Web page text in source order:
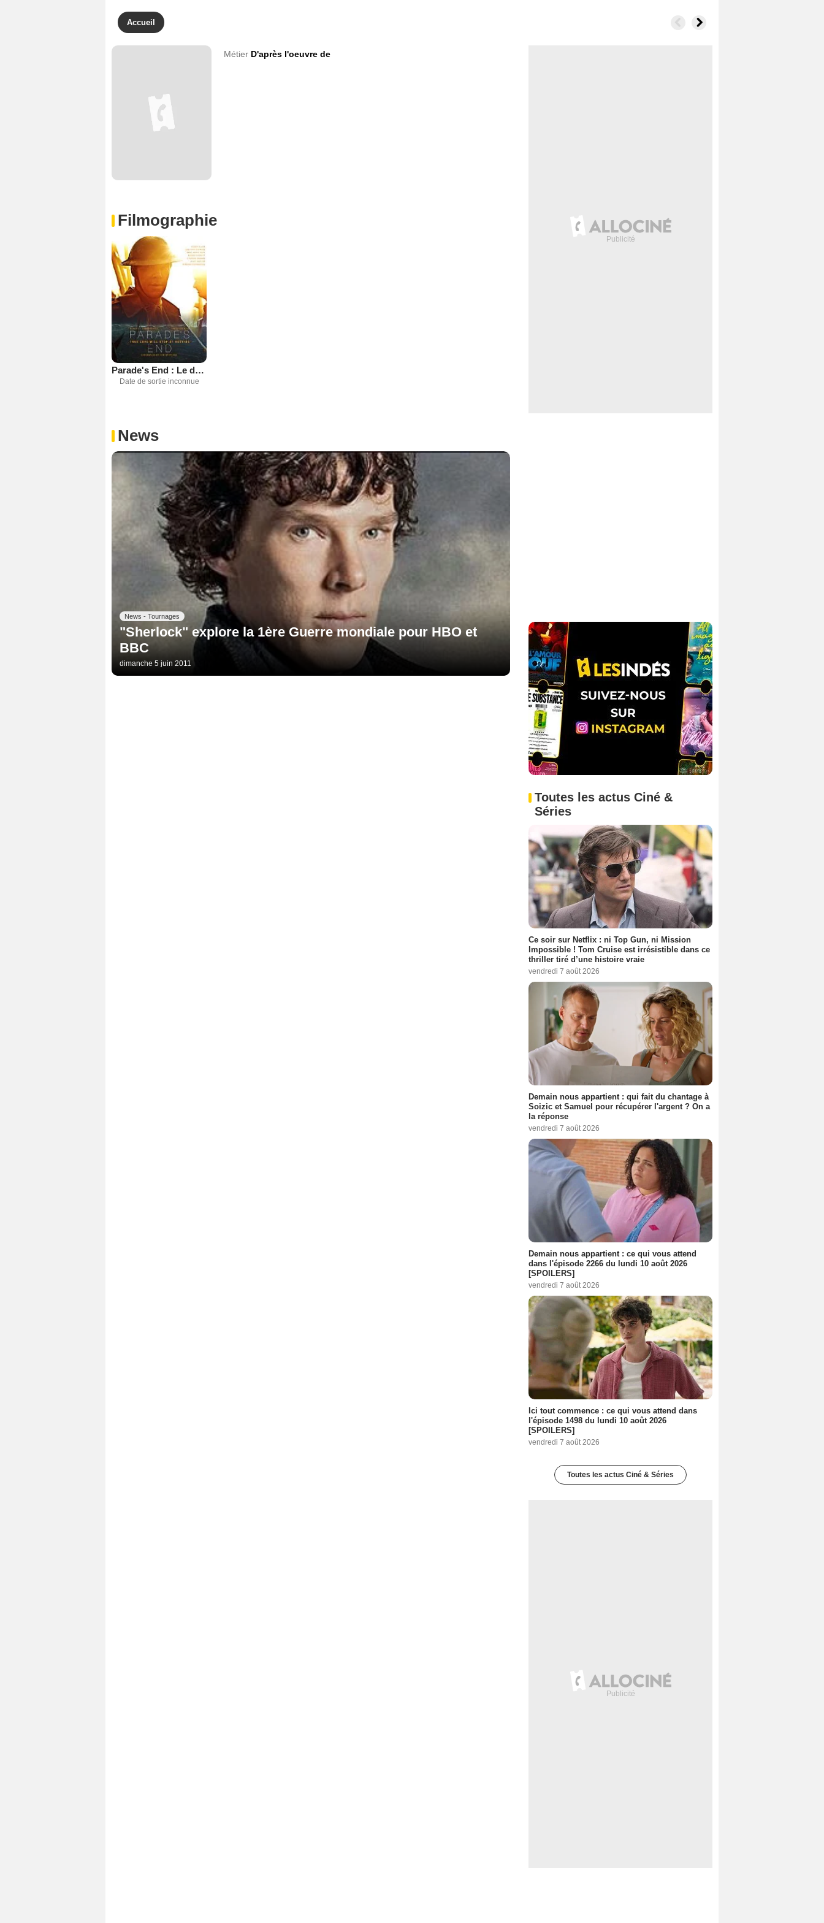
Accueil
Métier D'après l'oeuvre de
Filmographie
Parade's End : Le dernier gentleman
Date de sortie inconnue
News
News - Tournages
"Sherlock" explore la 1ère Guerre mondiale pour HBO et
BBC
dimanche 5 juin 2011
Toutes les actus Ciné &
Séries
Ce soir sur Netflix : ni Top Gun, ni Mission
Impossible ! Tom Cruise est irrésistible dans ce
thriller tiré d’une histoire vraie
vendredi 7 août 2026
Demain nous appartient : qui fait du chantage à
Soizic et Samuel pour récupérer l'argent ? On a
la réponse
vendredi 7 août 2026
Demain nous appartient : ce qui vous attend
dans l'épisode 2266 du lundi 10 août 2026
[SPOILERS]
vendredi 7 août 2026
Ici tout commence : ce qui vous attend dans
l'épisode 1498 du lundi 10 août 2026
[SPOILERS]
vendredi 7 août 2026
Toutes les actus Ciné & Séries